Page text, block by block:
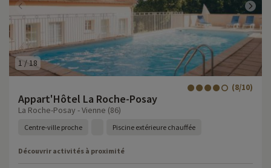
1 /18
Appart'Hôtel La Roche-Posay
(8/10)
La Roche-Posay - Vienne (86)
Centre-ville proche Piscine extérieure chauffée
Découvrir activités à proximité